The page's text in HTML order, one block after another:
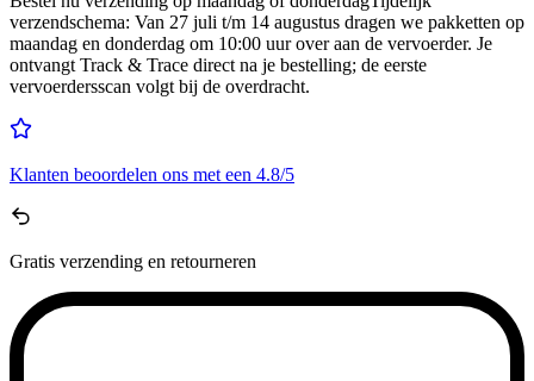
verzendschema: Van 27 juli t/m 14 augustus dragen we pakketten op
maandag en donderdag om 10:00 uur over aan de vervoerder. Je
ontvangt Track & Trace direct na je bestelling; de eerste
vervoerdersscan volgt bij de overdracht.
Klanten beoordelen ons met een 4.8/5
Gratis verzending en retourneren